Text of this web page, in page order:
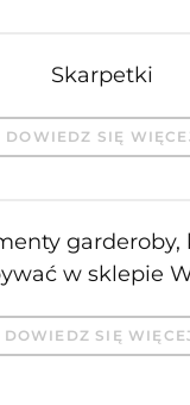
Skarpetki
DOWIEDZ SIĘ
garderoby,
w sklepie
DOWIEDZ SIĘ